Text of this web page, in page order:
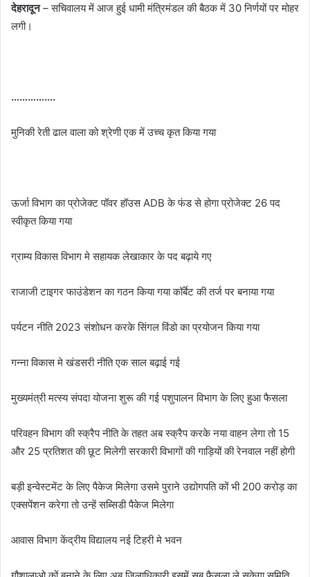
देहरादून– सचिवालय में आज हुई धामी मंत्रिमंडल की बैठक में 30 निर्णयों पर मोहर
लगी।
…………….
मुनिकी रेती ढाल वाला को श्रेणी एक में उच्च कृत किया गया
ऊर्जा विभाग का प्रोजेक्ट पॉवर हॉउस ADB के फंड से होगा प्रोजेक्ट 26 पद
स्वीकृत किया गया
ग्राम्य विकास विभाग मे सहायक लेखाकार के पद बढ़ाये गए
राजाजी टाइगर फाउंडेशन का गठन किया गया कॉर्बेट की तर्ज पर बनाया गया
पर्यटन नीति 2023 संशोधन करके सिंगल विंडो का प्रयोजन किया गया
गन्ना विकास मे खंडसरी नीति एक साल बढ़ाई गई
मुख्यमंत्री मत्स्य संपदा योजना शुरू की गई पशुपालन विभाग के लिए हुआ फैसला
परिवहन विभाग की स्क्रैप नीति के तहत अब स्क्रैप करके नया वाहन लेगा तो 15
और 25 प्रतिशत की छूट मिलेगी सरकारी विभागों की गाड़ियों की रेनवाल नहीं होगी
बड़ी इन्वेस्टमेंट के लिए पैकेज मिलेगा उसमे पुराने उद्योगपति कों भी 200 करोड़ का
एक्सपेंशन करेगा तो उन्हें सब्सिडी पैकेज मिलेगा
आवास विभाग केंद्रीय विद्यालय नई टिहरी मे भवन